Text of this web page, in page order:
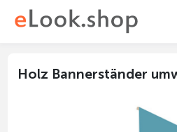
Holz Bannerständer